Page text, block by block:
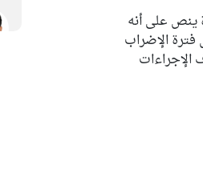
ينص على أنه
الإضراب